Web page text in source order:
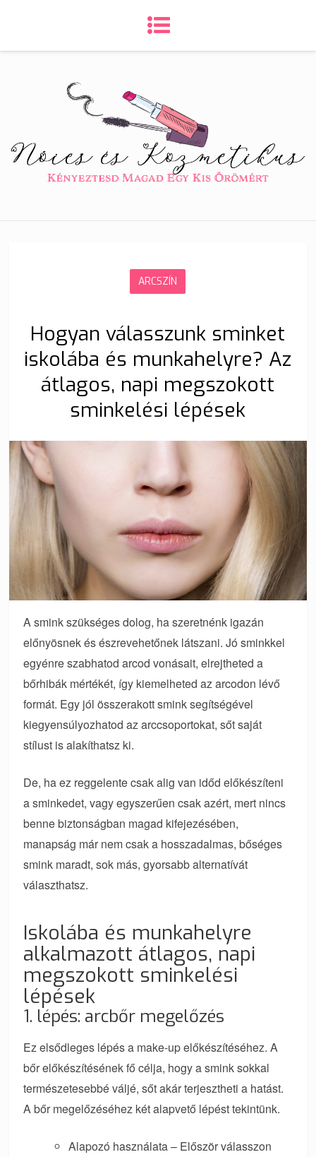
ARCSZÍN
Hogyan válasszunk sminket
iskolába és munkahelyre? Az
átlagos, napi megszokott
sminkelési lépések
A smink szükséges dolog, ha szeretnénk igazán
előnyösnek és észrevehetőnek látszani. Jó sminkkel
egyénre szabhatod arcod vonásait, elrejtheted a
bőrhibák mértékét, így kiemelheted az arcodon lévő
formát. Egy jól összerakott smink segítségével
kiegyensúlyozhatod az arccsoportokat, sőt saját
stílust is alakíthatsz ki.
De, ha ez reggelente csak alig van időd előkészíteni
a sminkedet, vagy egyszerűen csak azért, mert nincs
benne biztonságban magad kifejezésében,
manapság már nem csak a hosszadalmas, bőséges
smink maradt, sok más, gyorsabb alternatívát
választhatsz.
Iskolába és munkahelyre
alkalmazott átlagos, napi
megszokott sminkelési
lépések
1. lépés: arcbőr megelőzés
Ez elsődleges lépés a make-up előkészítéséhez. A
bőr előkészítésének fő célja, hogy a smink sokkal
természetesebbé váljé, sőt akár terjesztheti a hatást.
A bőr megelőzéséhez két alapvető lépést tekintünk.
Alapozó használata – Először válasszon